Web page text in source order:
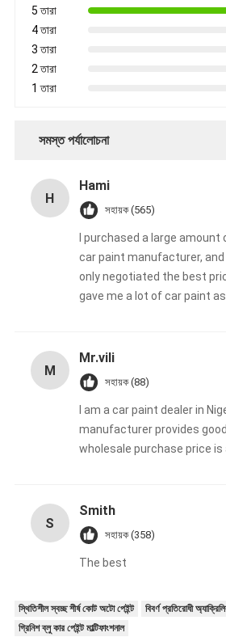
5 তারা
4 তারা
3 তারা
2 তারা
1 তারা
সমস্ত পর্যালোচনা
H
Hami
সহায়ক (565)
I purchased a large
car paint manufacturer,
only negotiated the best
gave me a lot of car paint
M
Mr.vili
সহায়ক (88)
I am a car paint dealer in
manufacturer provides
wholesale purchase price
S
Smith
সহায়ক (358)
The best
স্থিতিশীল স্বচ্ছ শীর্ষ কোট অটো পেইন্ট
বিবর্ণ প্রতিরোধী
গ্রিনিশ ব্লু কার পেইন্ট মাল্টিফাংশনাল